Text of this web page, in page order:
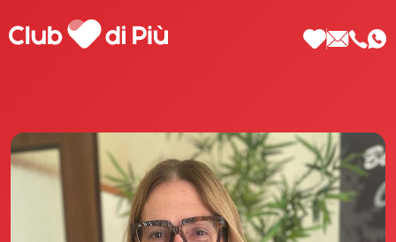
Scopri Club di Più
Le testimonianze Club di Più